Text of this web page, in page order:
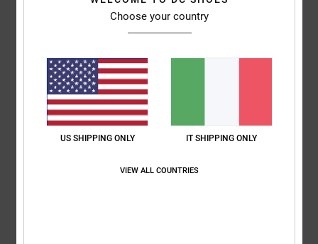
4/5
2. luglio 2026
La plastica sulla parte esterna della scarpa preme verso l'interno,
causando fastidio quando si cammina
Mostra originale - English
Choose your country
US SHIPPING ONLY IT SHIPPING ONLY
VIEW ALL COUNTRIES